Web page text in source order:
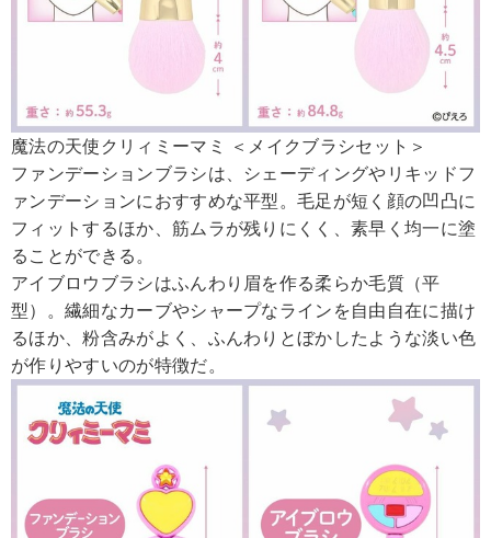
魔法の天使クリィミーマミ ＜メイクブラシセット＞
ファンデーションブラシは、シェーディングやリキッドフ
ァンデーションにおすすめな平型。毛足が短く顔の凹凸に
フィットするほか、筋ムラが残りにくく、素早く均一に塗
ることができる。
アイブロウブラシはふんわり眉を作る柔らか毛質（平
型）。繊細なカーブやシャープなラインを自由自在に描け
るほか、粉含みがよく、ふんわりとぼかしたような淡い色
が作りやすいのが特徴だ。